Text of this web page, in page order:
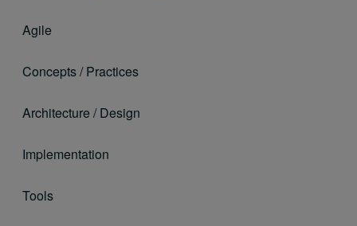
Agile
Concepts / Practices
Architecture / Design
Implementation
Tools